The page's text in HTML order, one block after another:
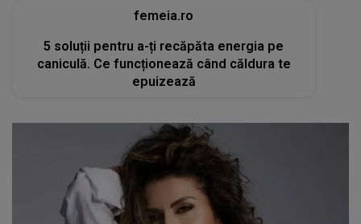
femeia.ro
5 soluții pentru a-ți recăpăta energia pe
caniculă. Ce funcționează când căldura te
epuizează